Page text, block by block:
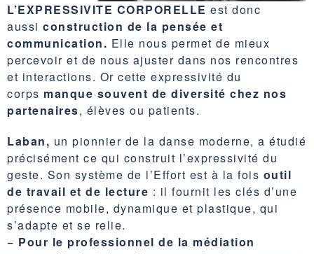
L’EXPRESSIVITE CORPORELLE est donc
aussi construction de la pensée et
communication. Elle nous permet de mieux
percevoir et de nous ajuster dans nos rencontres
et interactions. Or cette expressivité du
corps manque souvent de diversité chez nos
partenaires, élèves ou patients.
Laban, un pionnier de la danse moderne, a étudié
précisément ce qui construit l’expressivité du
geste. Son système de l’Effort est à la fois outil
de travail et de lecture : il fournit les clés d’une
présence mobile, dynamique et plastique, qui
s’adapte et se relie.
− Pour le professionnel de la médiation